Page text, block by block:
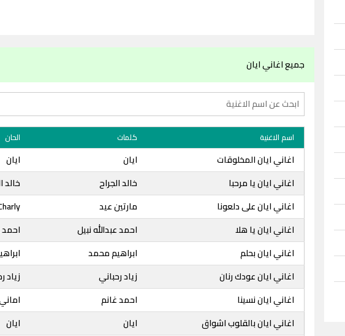
جميع اغاني ايان
اسم الاغنية كلمات الحان
اغاني ايان المخلوقات ايان
ايان
اغاني ايان يا مرحبا
خالد الجراح
خالد
اغاني ايان على دلعونا
مارتين عيد
اغاني ايان يا هلا
احمد عبدالله نبيل
احمد
اغاني ايان بحلم
ابراهيم محمد
اغاني ايان عودك رنان
زياد رحباني
زياد
اغاني ايان نسينا
احمد غانم
اغاني ايان بالقلوب اشواق
ايان
ايان